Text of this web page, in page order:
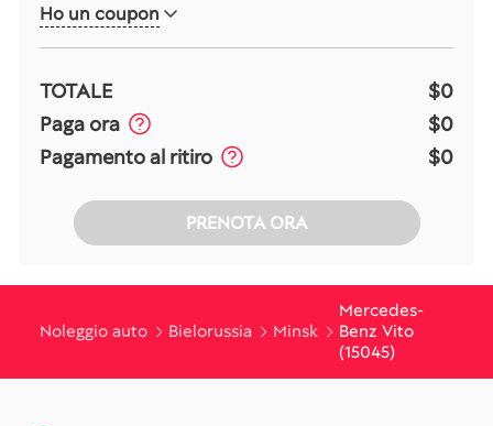
Ho un coupon
TOTALE
$0
Paga ora
$0
Pagamento al ritiro
$0
PRENOTA ORA
Noleggio auto Bielorussia Minsk
Mercedes-
Benz Vito
(15045)